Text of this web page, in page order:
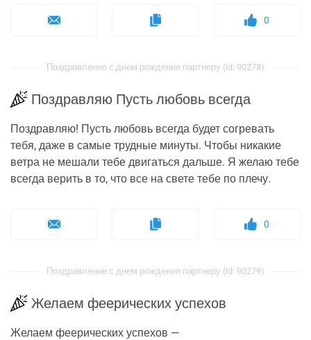
0
Поздравление с днем рождения партнеру (id: 90278)
Поздравляю Пусть любовь всегда
Поздравляю! Пусть любовь всегда будет согревать
тебя, даже в самые трудные минуты. Чтобы никакие
ветра не мешали тебе двигаться дальше. Я желаю тебе
всегда верить в то, что все на свете тебе по плечу.
0
Поздравление с днем рождения партнеру (id: 90279)
Желаем феерических успехов
Желаем феерических успехов —